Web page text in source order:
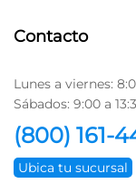
Contacto
Lunes a viernes:
Sábados: 9:00 a
(800) 161-
Ubica tu sucursal